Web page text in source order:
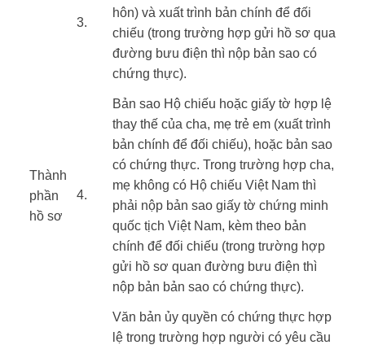
Thành
phần
hồ sơ ​
​3.
hôn) và xuất trình bản chính để đối
chiếu (trong trường hợp gửi hồ sơ qua
đường bưu điện thì nộp bản sao có
chứng thực).
​4.
Bản sao Hộ chiếu hoặc giấy tờ hợp lệ
thay thế của cha, mẹ trẻ em (xuất trình
bản chính để đối chiếu), hoặc bản sao
có chứng thực. Trong trường hợp cha,
mẹ không có Hộ chiếu Việt Nam thì
phải nộp bản sao giấy tờ chứng minh
quốc tịch Việt Nam, kèm theo bản
chính để đối chiếu (trong trường hợp
gửi hồ sơ quan đường bưu điện thì
nộp bản bản sao có chứng thực).
​Văn bản ủy quyền có chứng thực hợp
lệ trong trường hợp người có yêu cầu